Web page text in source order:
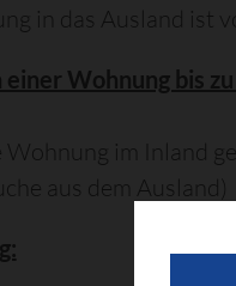
in das Ausland ist
Wohnung bis
im Inland
aus dem Ausland)